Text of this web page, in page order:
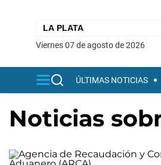
viernes 07 de agosto de 2026
ÚLTIMAS NOTICIAS
Noticias